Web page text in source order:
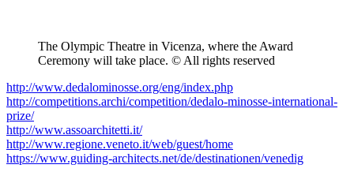
The Olympic Theatre in Vicenza, where the Award
Ceremony will take place. © All rights reserved
http://www.dedalominosse.org/eng/index.php
http://competitions.archi/competition/dedalo-minosse-international-
prize/
http://www.assoarchitetti.it/
http://www.regione.veneto.it/web/guest/home
https://www.guiding-architects.net/de/destinationen/venedig